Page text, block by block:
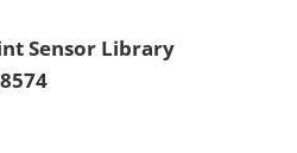
Sensor Library